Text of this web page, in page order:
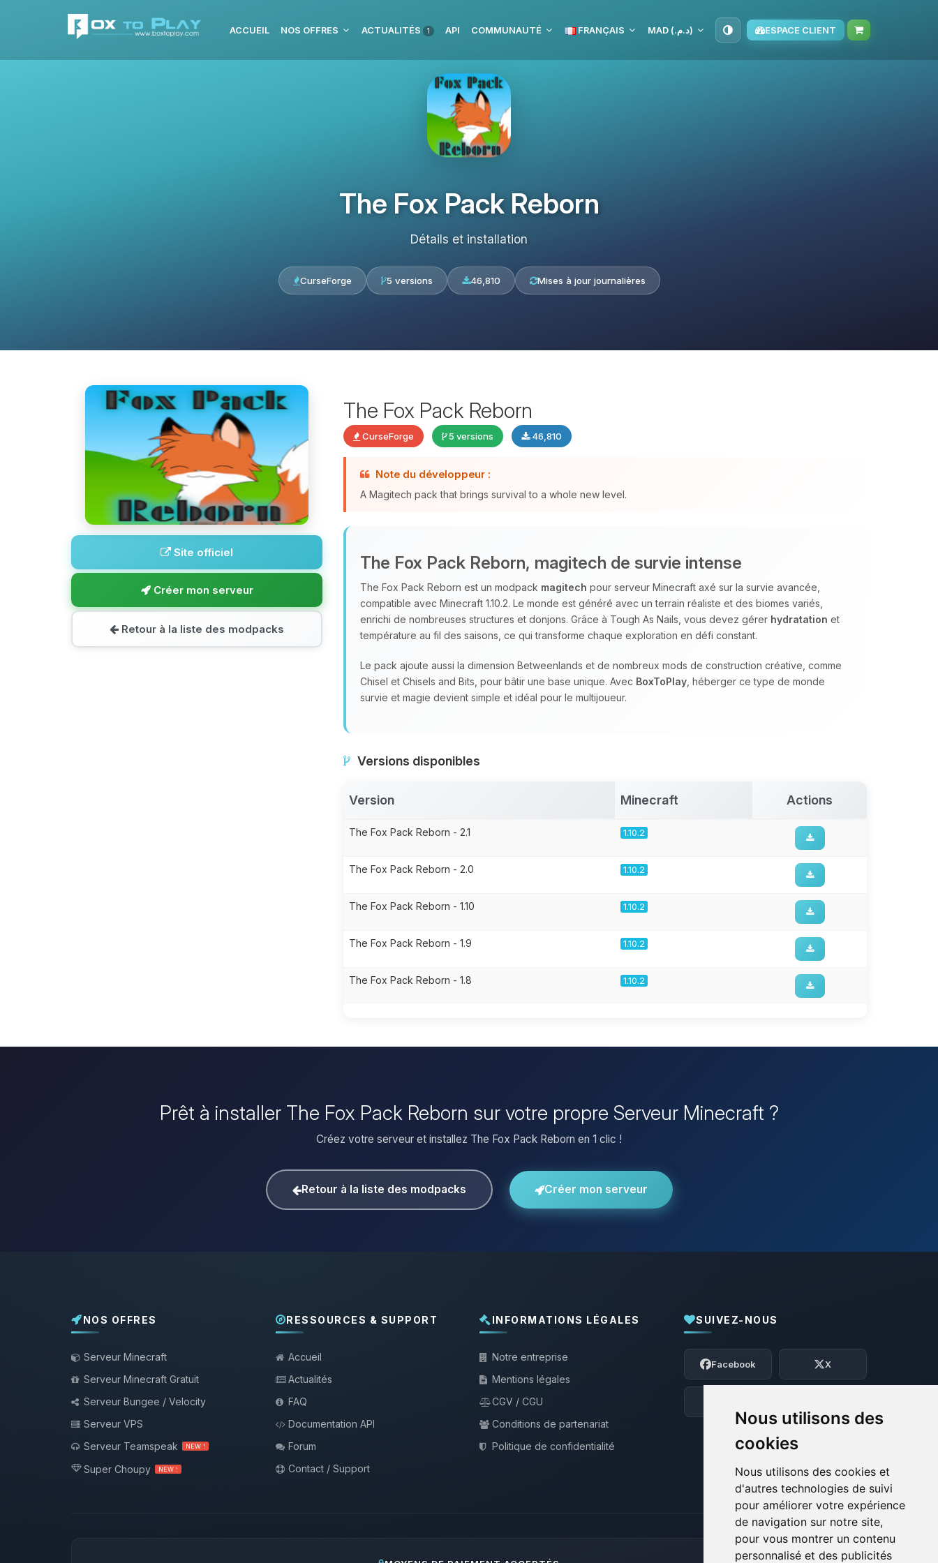
Nous utilisons des
cookies
Nous utilisons des cookies et
d'autres technologies de suivi
pour améliorer votre expérience
de navigation sur notre site,
pour vous montrer un contenu
personnalisé et des publicités
ACCUEIL NOS OFFRES ACTUALITÉS 1 API COMMUNAUTÉ FRANÇAIS MAD (د.م.‏) ESPACE CLIENT
The Fox Pack Reborn
Détails et installation
CurseForge 5 versions 46,810 Mises à jour journalières
Site officiel
Créer mon serveur
Retour à la liste des modpacks
The Fox Pack Reborn
CurseForge 5 versions 46,810
Note du développeur :
A Magitech pack that brings survival to a whole new level.
The Fox Pack Reborn, magitech de survie intense
The Fox Pack Reborn est un modpack magitech pour serveur Minecraft axé sur la survie avancée,
compatible avec Minecraft 1.10.2. Le monde est généré avec un terrain réaliste et des biomes variés,
enrichi de nombreuses structures et donjons. Grâce à Tough As Nails, vous devez gérer hydratation et
température au fil des saisons, ce qui transforme chaque exploration en défi constant.
Le pack ajoute aussi la dimension Betweenlands et de nombreux mods de construction créative, comme
Chisel et Chisels and Bits, pour bâtir une base unique. Avec BoxToPlay , héberger ce type de monde
survie et magie devient simple et idéal pour le multijoueur.
Versions disponibles
Version Minecraft Actions
The Fox Pack Reborn - 2.1 1.10.2
The Fox Pack Reborn - 2.0 1.10.2
The Fox Pack Reborn - 1.10 1.10.2
The Fox Pack Reborn - 1.9 1.10.2
The Fox Pack Reborn - 1.8 1.10.2
Prêt à installer The Fox Pack Reborn sur votre propre Serveur Minecraft ?
Créez votre serveur et installez The Fox Pack Reborn en 1 clic !
Retour à la liste des modpacks Créer mon serveur
NOS OFFRES
Serveur Minecraft
Serveur Minecraft Gratuit
Serveur Bungee / Velocity
Serveur VPS
Serveur Teamspeak
NEW !
Super Choupy NEW !
RESSOURCES & SUPPORT
Accueil
Actualités
FAQ
Documentation API
Forum
Contact / Support
INFORMATIONS LÉGALES
Notre entreprise
Mentions légales
CGV / CGU
Conditions de partenariat
Politique de confidentialité
SUIVEZ-NOUS
Facebook X
Youpi, enfin quelqu’un pour me parler !
Moi c’est Choupy, ton petit assistant
BoxToPlay. Dis-moi ce dont tu as besoin
et je vais remuer mes petits circuits
09/08/2026 à 13:36